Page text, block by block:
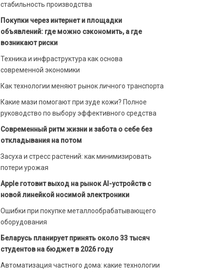
стабильность производства
Покупки через интернет и площадки
объявлений: где можно сэкономить, а где
возникают риски
Техника и инфраструктура как основа
современной экономики
Как технологии меняют рынок личного транспорта
Какие мази помогают при зуде кожи? Полное
руководство по выбору эффективного средства
Современный ритм жизни и забота о себе без
откладывания на потом
Засуха и стресс растений: как минимизировать
потери урожая
Apple готовит выход на рынок AI-устройств с
новой линейкой носимой электроники
Ошибки при покупке металлообрабатывающего
оборудования
Беларусь планирует принять около 33 тысяч
студентов на бюджет в 2026 году
Автоматизация частного дома: какие технологии